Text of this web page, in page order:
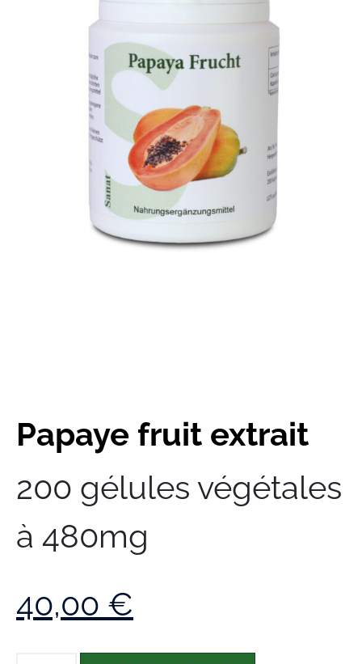
Papaye fruit extrait
200 gélules végétales
à 480mg
40,00 €